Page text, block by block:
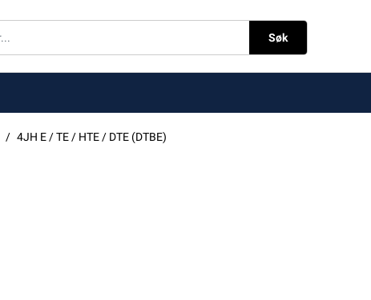
Søk
4JH E / TE / HTE / DTE (DTBE)